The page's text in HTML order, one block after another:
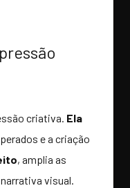
criativa. Ela
e a criação
, amplia as
visual.